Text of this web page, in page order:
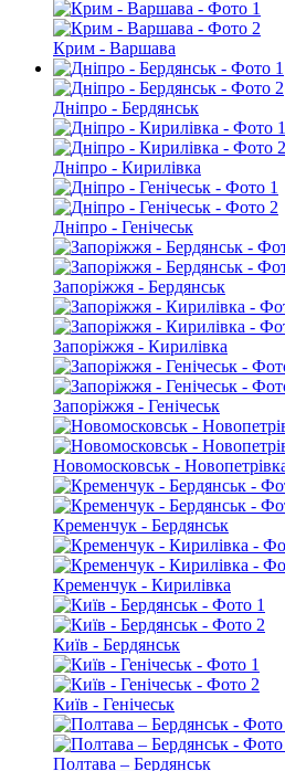
Крим - Варшава
Дніпро - Бердянськ
Дніпро - Кирилівка
Дніпро - Генічеськ
Запоріжжя - Бердянськ
Запоріжжя - Кирилівка
Запоріжжя - Генічеськ
Новомосковськ -
Кременчук - Бердянськ
Кременчук - Кирилівка
Київ - Бердянськ
Київ - Генічеськ
Полтава – Бердянськ